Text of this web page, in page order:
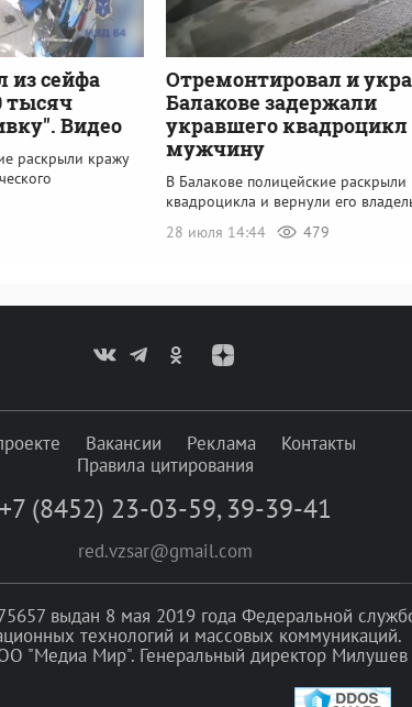
из сейфа
тысяч
Видео
раскрыли кражу
Отремонтировал и
Балакове задержали
укравшего квадроцикл
мужчину
В Балакове полицейские раскрыли
квадроцикла и вернули его
28 июля 14:44
479
Вакансии Реклама
Контакты
Правила цитирования
+7 (8452) 23-03-59, 39-39-41
red.vzsar@gmail.com
выдан 8 мая 2019 года Федеральной
технологий и массовых коммуникаций.
"Медиа Мир". Генеральный директор